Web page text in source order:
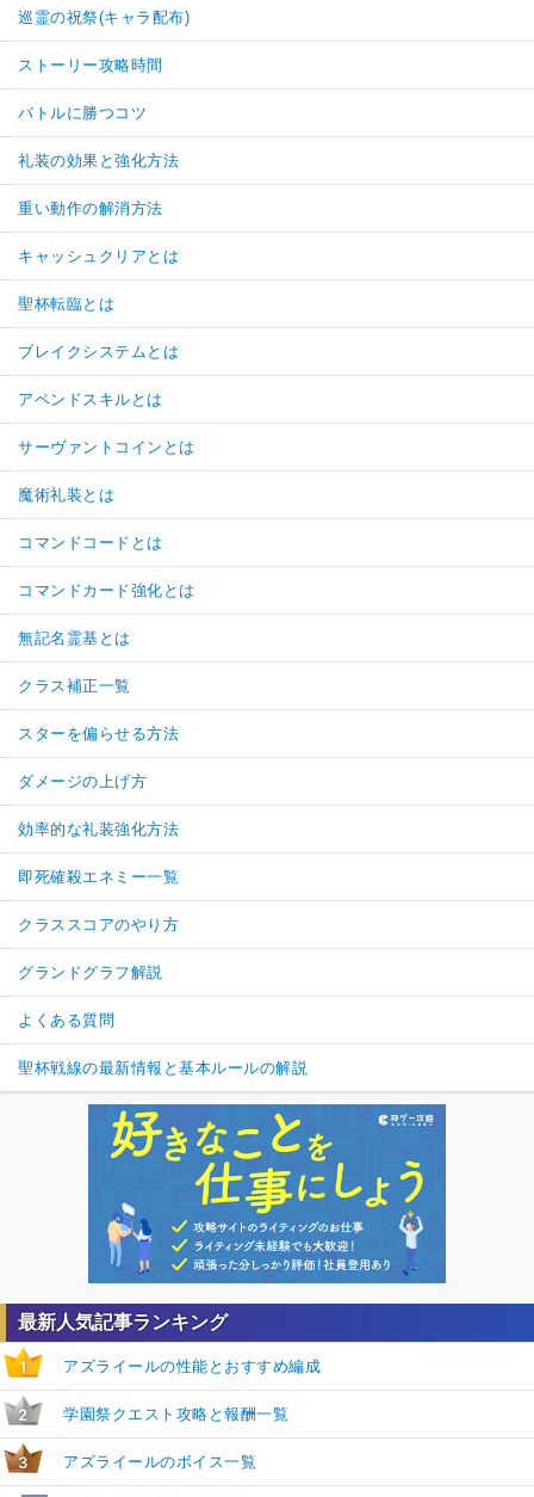
最新人気記事ランキング
1 アズライールの性能とおすすめ編成
2 学園祭クエスト攻略と報酬一覧
3 アズライールのボイス一覧
巡霊の祝祭(キャラ配布)
ストーリー攻略時間
バトルに勝つコツ
礼装の効果と強化方法
重い動作の解消方法
キャッシュクリアとは
聖杯転臨とは
ブレイクシステムとは
アペンドスキルとは
サーヴァントコインとは
魔術礼装とは
コマンドコードとは
コマンドカード強化とは
無記名霊基とは
クラス補正一覧
スターを偏らせる方法
ダメージの上げ方
効率的な礼装強化方法
即死確殺エネミー一覧
クラススコアのやり方
グランドグラフ解説
よくある質問
聖杯戦線の最新情報と基本ルールの解説